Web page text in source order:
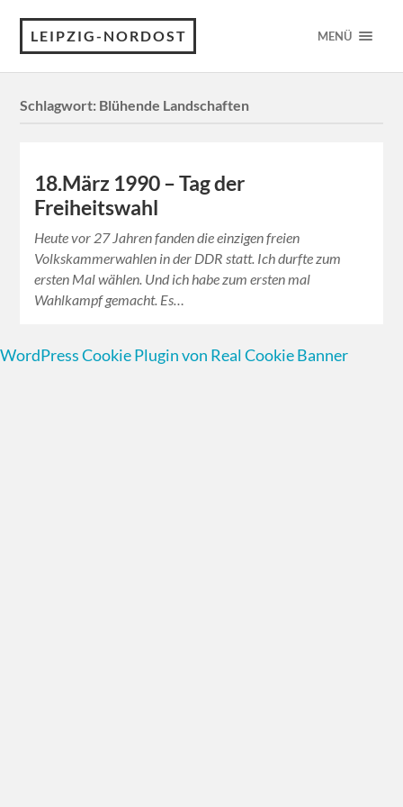
LEIPZIG-NORDOST MENÜ
Schlagwort: Blühende Landschaften
18.März 1990 – Tag der
Freiheitswahl
Heute vor 27 Jahren fanden die einzigen freien
Volkskammerwahlen in der DDR statt. Ich durfte zum
ersten Mal wählen. Und ich habe zum ersten mal
Wahlkampf gemacht. Es…
WordPress Cookie Plugin von Real Cookie Banner